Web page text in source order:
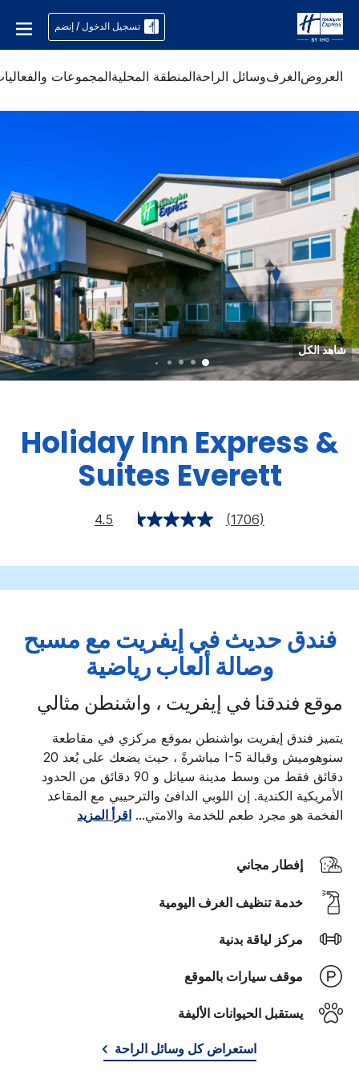
تسجيل الدخول / إنضم
العروضالغرفوسائل الراحةالمنطقة المحليةالمجموعات
شاهد الكل
Holiday Inn Express &
Suites Everett
4.5 (1706)
فندق حديث في إيفريت مع مسبح
وصالة ألعاب رياضية
موقع فندقنا في إيفريت ، واشنطن مثالي
يتميز فندق إيفريت بواشنطن بموقع مركزي في مقاطعة
سنوهوميش وقبالة I-5 مباشرةً ، حيث يضعك على بُعد 20
دقائق فقط من وسط مدينة سياتل و 90 دقائق من الحدود
الأمريكية الكندية. إن اللوبي الدافئ والترحيبي مع المقاعد
الفخمة هو مجرد طعم للخدمة والامتي... اقرأ المزيد
إفطار مجاني
خدمة تنظيف الغرف اليومية
مركز لياقة بدنية
موقف سيارات بالموقع
يستقبل الحيوانات الأليفة
استعراض كل وسائل الراحة